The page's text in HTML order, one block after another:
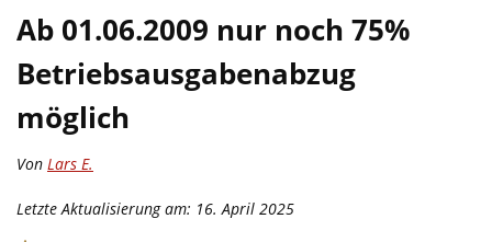
Ab 01.06.2009 nur noch 75%
Betriebsausgabenabzug
möglich
Von Lars E.
Letzte Aktualisierung am: 16. April 2025